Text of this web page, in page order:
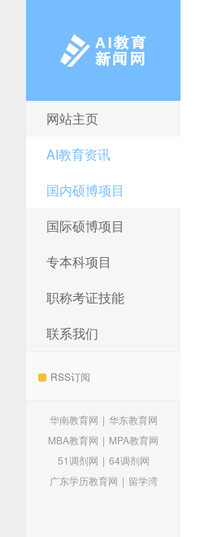
AI教育新闻网
网站主页
AI教育资讯
国内硕博项目
国际硕博项目
专本科项目
职称考证技能
联系我们
RSS订阅
华南教育网 | 华东教育网
MBA教育网 | MPA教育网
51调剂网 | 64调剂网
广东学历教育网 | 留学湾